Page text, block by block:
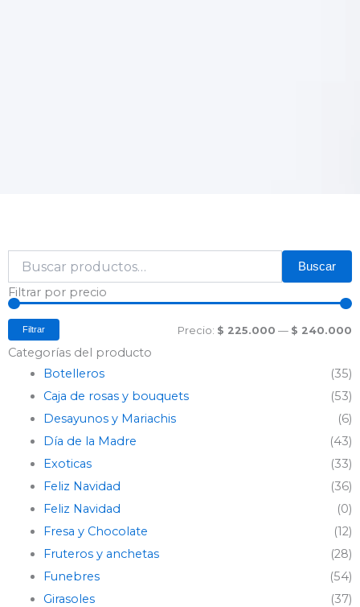
por:
Buscar
Filtrar por precio
Filtrar Precio: $ 225.000 — $ 240.000
Categorías del producto
Botelleros
(35)
Caja de rosas y bouquets
(53)
Desayunos y Mariachis
(6)
Día de la Madre
(43)
Exoticas
(33)
Feliz Navidad
(36)
Feliz Navidad
(0)
Fresa y Chocolate
(12)
Fruteros y anchetas
(28)
Funebres
(54)
Girasoles
(37)